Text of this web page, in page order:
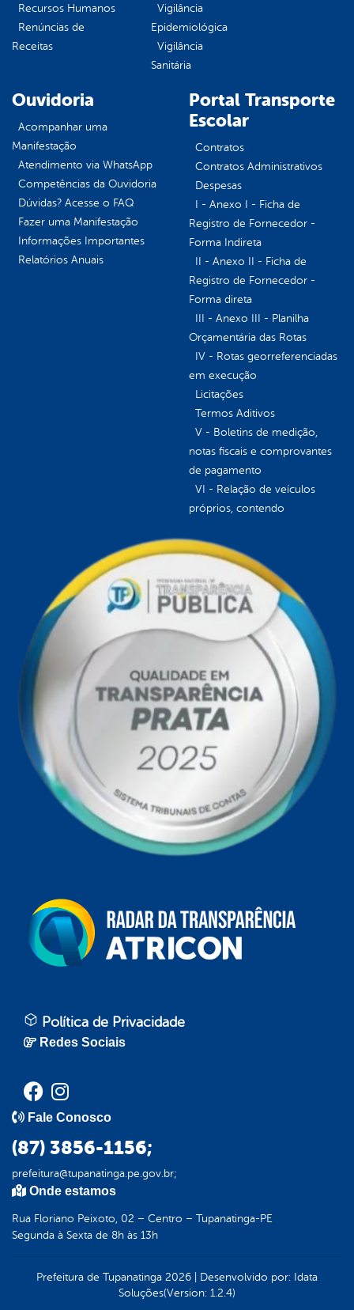
Recursos Humanos
Renúncias de
Receitas
Vigilância
Epidemiológica
Vigilância
Sanitária
Ouvidoria
Acompanhar uma
Manifestação
Atendimento via WhatsApp
Competências da Ouvidoria
Dúvidas? Acesse o FAQ
Fazer uma Manifestação
Informações Importantes
Relatórios Anuais
Portal Transporte
Escolar
Contratos
Contratos Administrativos
Despesas
I - Anexo I - Ficha de
Registro de Fornecedor -
Forma Indireta
II - Anexo II - Ficha de
Registro de Fornecedor -
Forma direta
III - Anexo III - Planilha
Orçamentária das Rotas
IV - Rotas georreferenciadas
em execução
Licitações
Termos Aditivos
V - Boletins de medição,
notas fiscais e comprovantes
de pagamento
VI - Relação de veículos
próprios, contendo
Política de Privacidade
Redes Sociais
Fale Conosco
(87) 3856-1156;
prefeitura@tupanatinga.pe.gov.br;
Onde estamos
Rua Floriano Peixoto, 02 – Centro – Tupanatinga-PE
Segunda à Sexta de 8h às 13h
Prefeitura de Tupanatinga 2026 Desenvolvido por: Idata
Soluções(Version: 1.2.4)